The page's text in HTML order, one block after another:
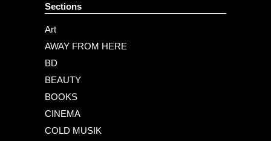
Sections
Art
AWAY FROM HERE
BD
BEAUTY
BOOKS
CINEMA
COLD MUSIK